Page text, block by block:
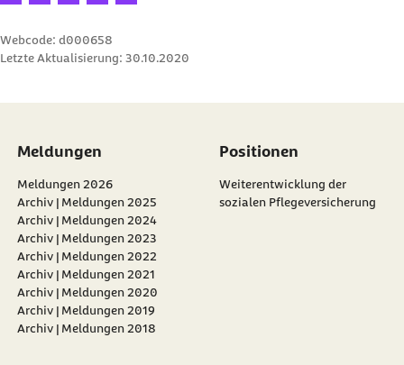
Webcode: d000658
Letzte Aktualisierung: 30.10.2020
Meldungen
Meldungen 2026
Archiv | Meldungen 2025
Archiv | Meldungen 2024
Archiv | Meldungen 2023
Archiv | Meldungen 2022
Archiv | Meldungen 2021
Archiv | Meldungen 2020
Archiv | Meldungen 2019
Archiv | Meldungen 2018
Positionen
Weiterentwicklung der
sozialen Pflegeversicherung